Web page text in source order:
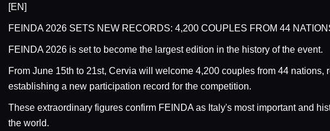
[EN]
FEINDA 2026 SETS NEW RECORDS: 4,200 COUPLES FROM 44
FEINDA 2026 is set to become the largest edition in the history of the event.
From June 15th to 21st, Cervia will welcome 4,200 couples from 44
establishing a new participation record for the competition.
These extraordinary figures confirm FEINDA as Italy's most important and
the world.